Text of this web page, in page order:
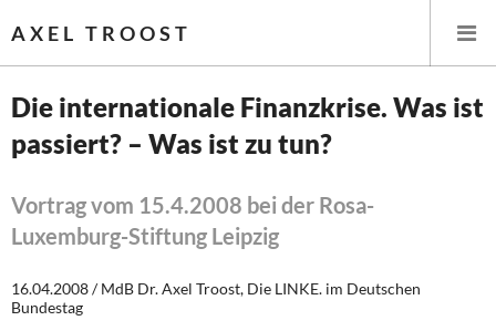
AXEL TROOST
Startseite
Themen
Leitlinien linker Wirtschafts- und Finanzpolitik
Wirtschaftspolitik
Die internationale Finanzkrise. Was ist
passiert? – Was ist zu tun?
Vortrag vom 15.4.2008 bei der Rosa-
Luxemburg-Stiftung Leipzig
16.04.2008 / MdB Dr. Axel Troost, Die LINKE. im Deutschen
Bundestag